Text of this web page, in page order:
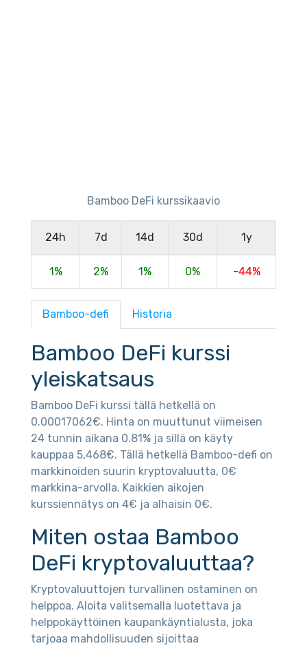
Bamboo DeFi kurssikaavio
24h 7d 14d 30d 1y
1% 2% 1% 0% -44%
Bamboo-defi Historia
Bamboo DeFi kurssi
yleiskatsaus
Bamboo DeFi kurssi tällä hetkellä on
0.00017062€. Hinta on muuttunut viimeisen
24 tunnin aikana 0.81% ja sillä on käyty
kauppaa 5,468€. Tällä hetkellä Bamboo-defi on
markkinoiden suurin kryptovaluutta, 0€
markkina-arvolla. Kaikkien aikojen
kurssiennätys on 4€ ja alhaisin 0€.
Miten ostaa Bamboo
DeFi kryptovaluuttaa?
Kryptovaluuttojen turvallinen ostaminen on
helppoa. Aloita valitsemalla luotettava ja
helppokäyttöinen kaupankäyntialusta, joka
tarjoaa mahdollisuuden sijoittaa